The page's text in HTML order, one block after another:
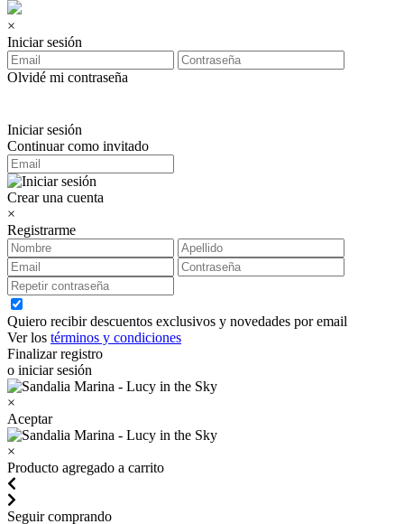
×
Iniciar sesión
Olvidé mi contraseña
Iniciar sesión
Continuar como invitado
Crear una cuenta
×
Registrarme
Quiero recibir descuentos exclusivos y novedades por email
Ver los términos y condiciones
Finalizar registro
o iniciar sesión
×
Aceptar
×
Producto agregado a carrito
Seguir comprando